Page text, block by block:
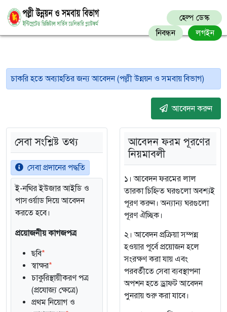
হেল্প ডেস্ক
নিবন্ধন
লগইন
চাকরি হতে অব্যাহতির জন্য আবেদন (পল্লী উন্নয়ন ও সমবায় বিভাগ)
আবেদন করুন
সেবা সংশ্লিষ্ট তথ্য
সেবা প্রদানের পদ্ধতি
ই-নথির ইউজার আইডি ও
পাসওর্য়াড দিয়ে আবেদন
করতে হবে।
প্রয়োজনীয় কাগজপত্র
ছবি*
স্বাক্ষর*
চাকুরিস্থায়ীকরণ পত্র
(প্রযোজ্য ক্ষেত্রে)
প্রথম নিয়োগ ও
আবেদন ফরম পূরণের
নিয়মাবলী
১। আবেদন ফরমের লাল
তারকা চিহ্নিত ঘরগুলো অবশ্যই
পূরণ করুন। অন্যান্য ঘরগুলো
পূরণ ঐচ্ছিক।
২। আবেদন প্রক্রিয়া সম্পন্ন
হওয়ার পূর্বে প্রয়োজন হলে
সংরক্ষণ করা যায় এবং
পরবর্তীতে সেবা ব্যবস্থাপনা
অপশন হতে ড্রাফট আবেদন
পুনরায় শুরু করা যাবে।